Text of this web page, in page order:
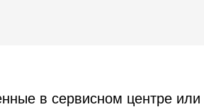
в сервисном центре